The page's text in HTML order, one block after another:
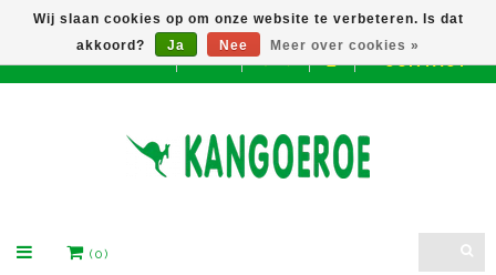
EUR CONTACT
(0)
Wij slaan cookies op om onze website te verbeteren. Is dat
akkoord?
Ja Nee Meer over cookies »